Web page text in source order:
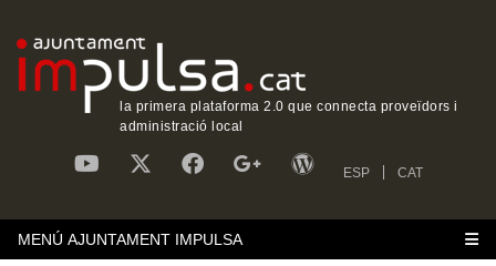
la primera plataforma 2.0 que connecta proveïdors i
administració local
ESP CAT
MENÚ AJUNTAMENT IMPULSA